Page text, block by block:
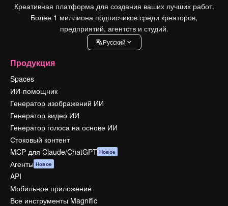
Креативная платформа для создания ваших лучших работ.
Более 1 миллиона подписчиков среди креаторов,
предприятий, агентств и студий.
Pусский
Продукция
Spaces
ИИ-помощник
Генератор изображений ИИ
Генератор видео ИИ
Генератор голоса на основе ИИ
Стоковый контент
MCP для Claude/ChatGPT Новое
Агенты Новое
API
Мобильное приложение
Все инструменты Magnific